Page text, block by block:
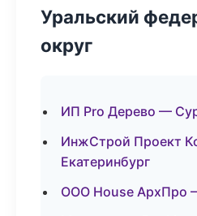
Уральский
округ
ИП Pro Дерево —
ИнжСтрой Проект
Екатеринбург
ООО House АрхПро